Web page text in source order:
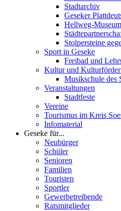
Stadtarchiv
Geseker
Hellweg-Museum
Stolpersteine
Sport in Geseke
Freibad und
Kultur und
Musikschule des
Veranstaltungen
Stadtfeste
Vereine
Tourismus im Kreis
Infomaterial
Geseke für...
Neubürger
Schüler
Senioren
Familien
Touristen
Sportler
Gewerbetreibende
Ratsmitglieder